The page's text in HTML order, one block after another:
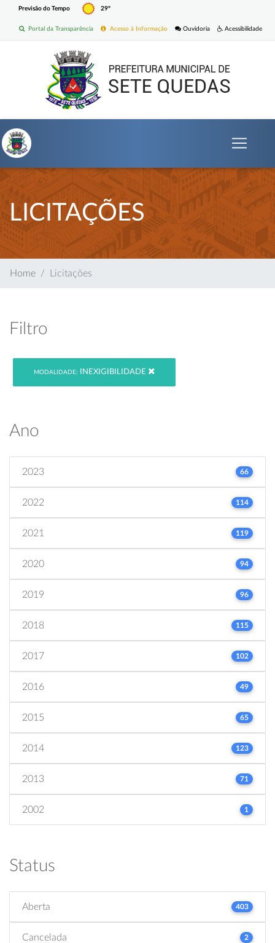
Previsão do Tempo 29º
Acessibilidade
Ouvidoria
Acesso à Informação
Portal da Transparência
LICITAÇÕES
Home Licitações
Filtro
MODALIDADE: INEXIGIBILIDADE
Ano
2023 66
2022 114
2021 119
2020 94
2019 96
2018 115
2017 102
2016 49
2015 65
2014 123
2013 71
2002 1
Status
Aberta 403
Cancelada 2